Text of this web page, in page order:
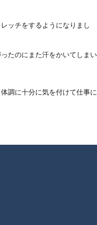
ッチをするようになりまし
たのにまた汗をかいてしまい
調に十分に気を付けて仕事に